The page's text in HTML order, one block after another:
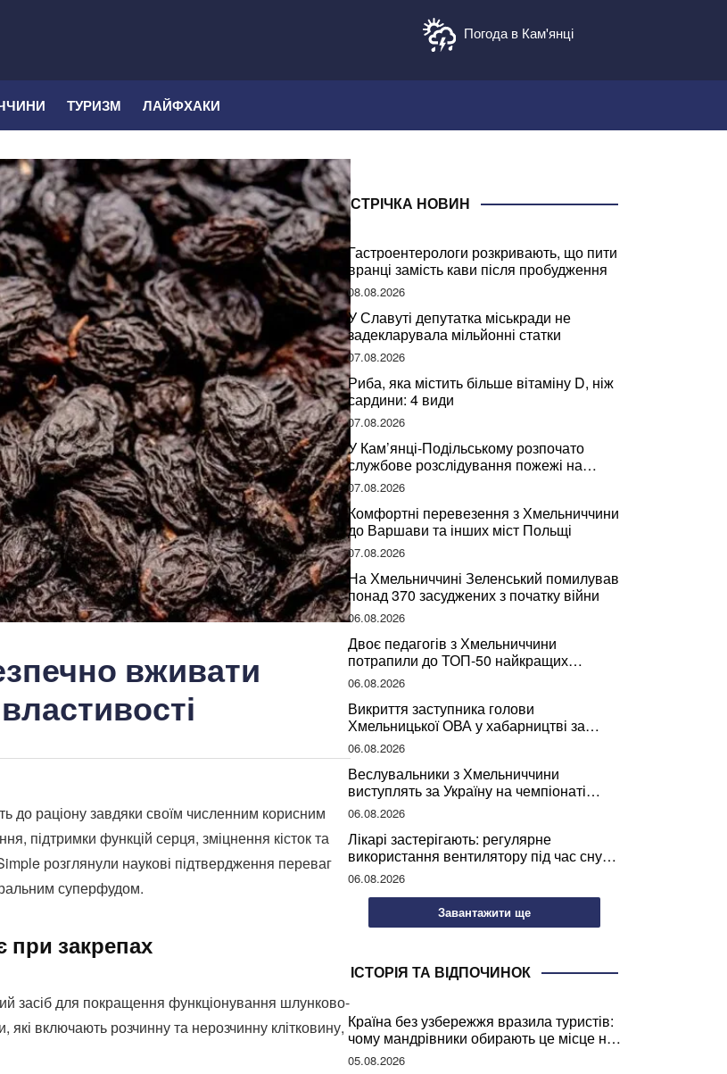
Погода в Кам'янці
ТУРИЗМ ЛАЙФХАКИ
вживати
до раціону завдяки своїм численним корисним
підтримки функцій серця, зміцнення кісток та
розглянули наукові підтвердження переваг
суперфудом.
при закрепах
засіб для покращення функціонування шлунково-
включають розчинну та нерозчинну клітковину,
СТРІЧКА НОВИН
Гастроентерологи розкривають, що пити
вранці замість кави після пробудження
08.08.2026
У Славуті депутатка міськради не
задекларувала мільйонні статки
07.08.2026
Риба, яка містить більше вітаміну D, ніж
сардини: 4 види
07.08.2026
У Кам’янці-Подільському розпочато
службове розслідування пожежі на
сміттєзвалищі
07.08.2026
Комфортні перевезення з Хмельниччини
до Варшави та інших міст Польщі
07.08.2026
На Хмельниччині Зеленський помилував
понад 370 засуджених з початку війни
06.08.2026
Двоє педагогів з Хмельниччини
потрапили до ТОП-50 найкращих
учителів України
06.08.2026
Викриття заступника голови
Хмельницької ОВА у хабарництві за
підписання контрактів на ремонт доріг
06.08.2026
Веслувальники з Хмельниччини
виступлять за Україну на чемпіонаті
світу
06.08.2026
Лікарі застерігають: регулярне
використання вентилятору під час сну
може негативно вплинути на ваше
здоров’я
06.08.2026
Завантажити ще
ІСТОРІЯ ТА ВІДПОЧИНОК
Країна без узбережжя вразила туристів:
чому мандрівники обирають це місце на
відпочинок
05.08.2026